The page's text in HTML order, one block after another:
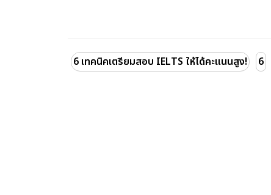
6 เทคนิคเตรียมสอบ IELTS ให้ได้คะแนนสูง! 6